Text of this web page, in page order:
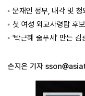
문재인 정부, 내각 및
첫 여성 외교사령탑 후
'박근혜 줄푸세' 만든 김
손지은 기자